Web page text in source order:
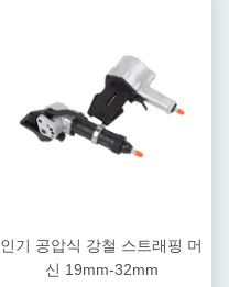
인기 공압식 강철 스트래핑 머
신 19mm-32mm